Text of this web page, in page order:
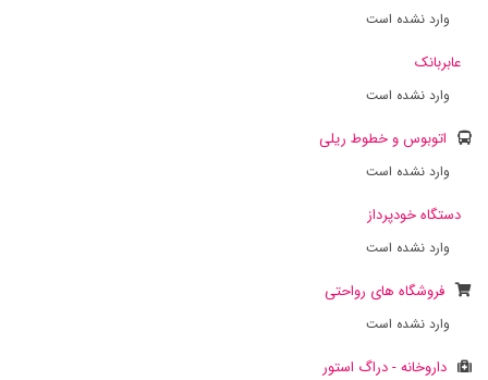
وارد نشده است
عابربانک
وارد نشده است
اتوبوس و خطوط ریلی
وارد نشده است
دستگاه خودپرداز
وارد نشده است
فروشگاه های رواحتی
وارد نشده است
داروخانه - دراگ استور